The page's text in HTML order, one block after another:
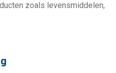
zoals levensmiddelen,